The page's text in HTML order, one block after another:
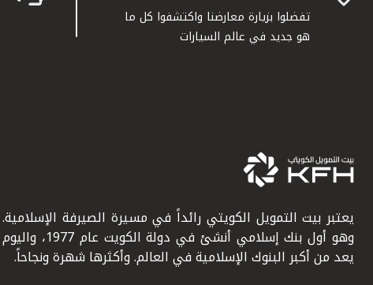
تفضلوا بزيارة معارضنا واكتشفوا كل ما
هو جديد في عالم السيارات
يعتبر بيت التمويل الكويتي رائداً في مسيرة الصيرفة الإسلامية.
وهو أول بنك إسلامي أنشئ في دولة الكويت عام 1977، واليوم
يعد من أكبر البنوك الإسلامية في العالم. وأكثرها شهرة ونجاحاً.